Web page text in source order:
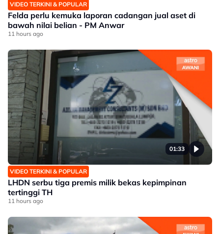
VIDEO TERKINI & POPULAR
Felda perlu kemuka laporan cadangan jual aset di
bawah nilai belian - PM Anwar
11 hours ago
01:33
VIDEO TERKINI & POPULAR
LHDN serbu tiga premis milik bekas kepimpinan
tertinggi TH
11 hours ago